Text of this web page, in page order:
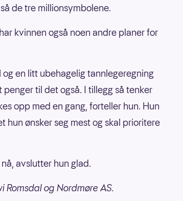
de tre millionsymbolene.
kvinnen også noen andre planer for
en litt ubehagelig tannlegeregning
til det også. I tillegg så tenker
opp med en gang, forteller hun. Hun
hun ønsker seg mest og skal prioritere
avslutter hun glad.
og Nordmøre AS.